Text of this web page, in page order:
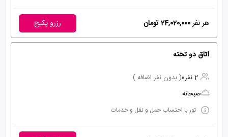
هر نفر24,020,000 تومان رزرو پکیج
اتاق دو تخته
2 نفره
( بدون نفر اضافه )
صبحانه
تور با احتساب حمل و نقل و خدمات